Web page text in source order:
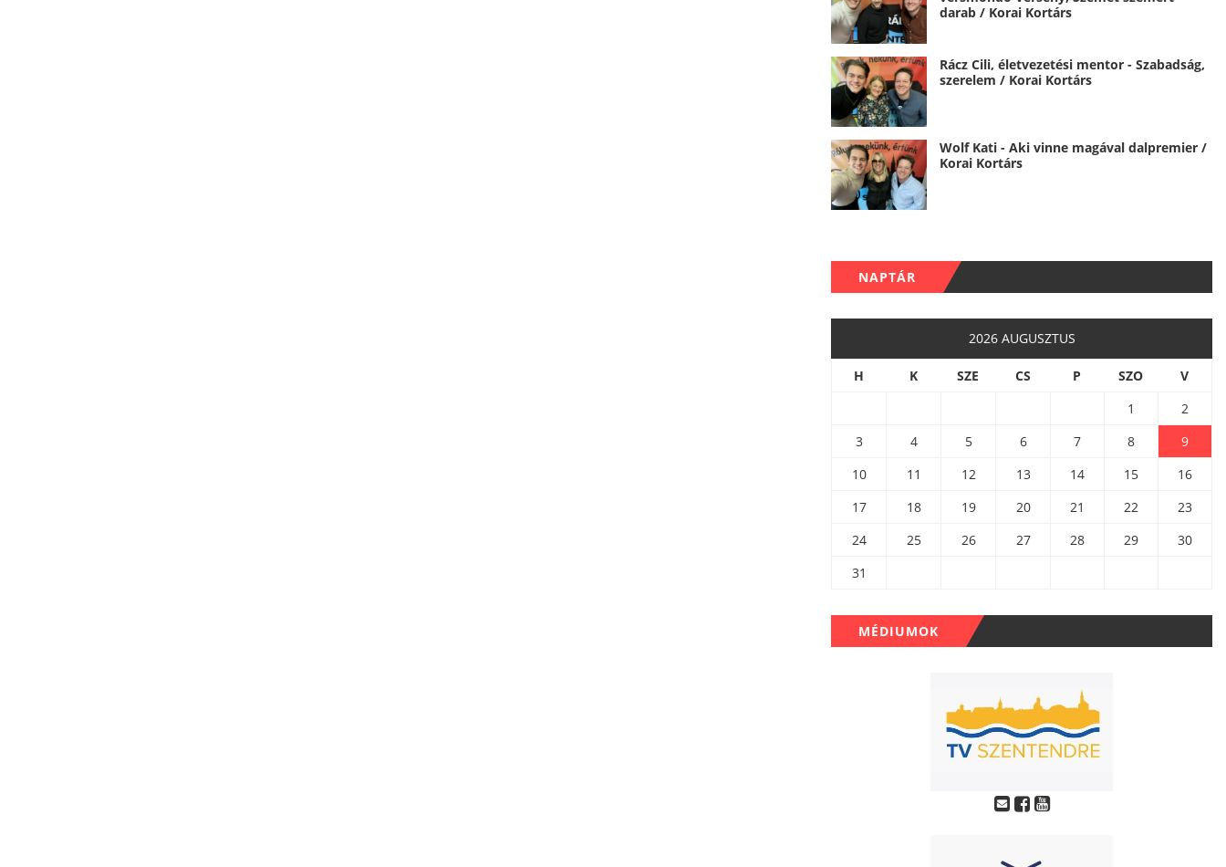
darab / Korai Kortárs
Rácz Cili, életvezetési mentor - Szabadság,
szerelem / Korai Kortárs
Wolf Kati - Aki vinne magával dalpremier /
Korai Kortárs
NAPTÁR
2026 AUGUSZTUS
H K SZE CS P SZO
V
1
2
3
4 5 6 7 8
9
10
11 12 13 14 15
16
17
18 19 20 21 22
23
24
25 26 27 28 29
30
31
MÉDIUMOK